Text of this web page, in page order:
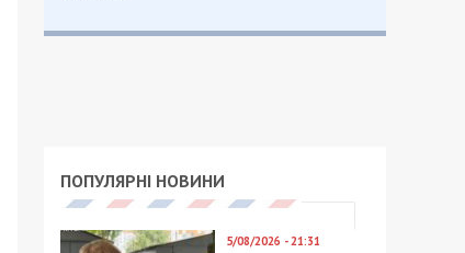
ПОПУЛЯРНІ НОВИНИ
5/08/2026 - 21:31